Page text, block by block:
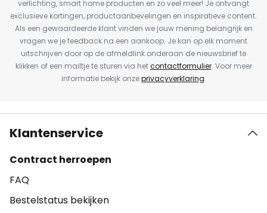
verlichting, smart home producten en zo veel meer! Je ontvangt
exclusieve kortingen, productaanbevelingen en inspiratieve content.
Als een gewaardeerde klant vinden we jouw mening belangrijk en
vragen we je feedback na een aankoop. Je kan op elk moment
uitschrijven door op de afmeldlink onderaan de nieuwsbrief te
klikken of een mailtje te sturen via hetcontactformulier. Voor meer
informatie bekijk onzeprivacyverklaring.
Klantenservice
Contract herroepen
FAQ
Bestelstatus bekijken